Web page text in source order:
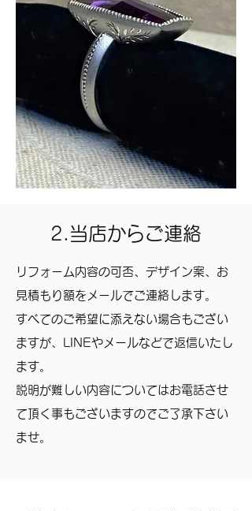
2.当店からご連絡
リフォーム内容の可否、デザイン案、お
見積もり額をメールでご連絡します。
すべての​ご希望に添えない場合もござい
ますが、LINEやメールなどで返信いたし
ます。
説明が​難しい内容についてはお電話させ
て頂く事もございますのでご了承下さい
ませ。